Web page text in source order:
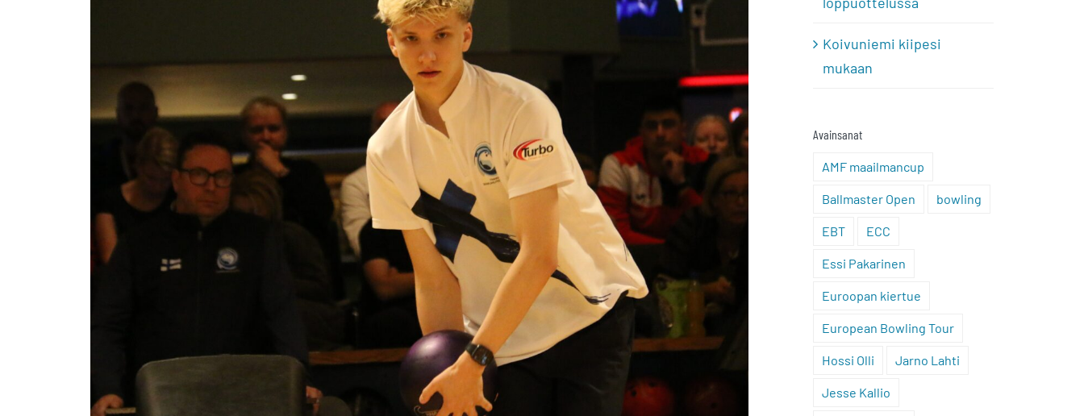
Koivuniemi kiipesi
mukaan
Avainsanat
AMF maailmancup
Ballmaster Open bowling
EBT ECC
Essi Pakarinen
Euroopan kiertue
European Bowling Tour
Hossi Olli Jarno Lahti
Jesse Kallio